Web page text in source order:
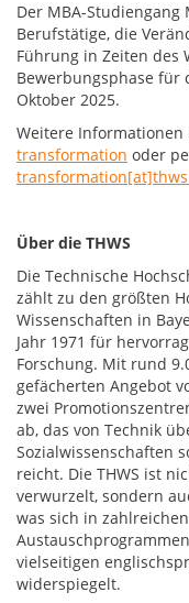
Der MBA-
Berufstätige, die
Führung in Zeiten des
Bewerbungsphase für
Oktober 2025.
Weitere Informationen
transformation oder
Über die THWS
Die Technische
zählt zu den größten
Wissenschaften in
Jahr 1971 für
Forschung. Mit rund
gefächerten Angebot
zwei
ab, das von Technik
Sozialwissenschaften
reicht. Die THWS ist
verwurzelt, sondern
was sich in
vielseitigen
widerspiegelt.